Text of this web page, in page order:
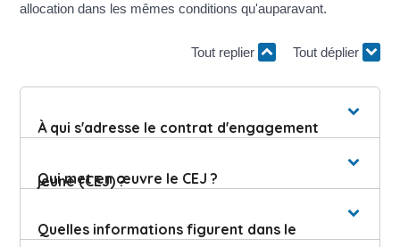
allocation dans les mêmes conditions qu'auparavant.
Tout replier Tout déplier
À qui s'adresse le contrat d'engagement
jeune (CEJ) ?
Qui met en œuvre le CEJ ?
Quelles informations figurent dans le